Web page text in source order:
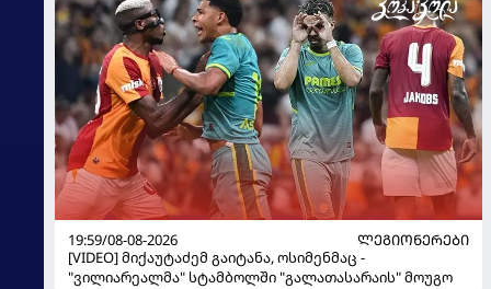
19:59/08-08-2026
ᲚᲔᲒᲘᲝᲜᲔᲠᲔᲑᲘ
[VIDEO] მიქაუტაძემ გაიტანა, ოსიმენმაც -
"ვილიარეალმა" სტამბოლში "გალათასარაის" მოუგო